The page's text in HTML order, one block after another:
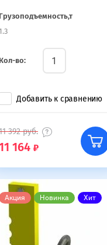
Грузоподъемность,т
Кол-во:
Добавить к сравнению
392руб.
164
Акция Новинка Хит